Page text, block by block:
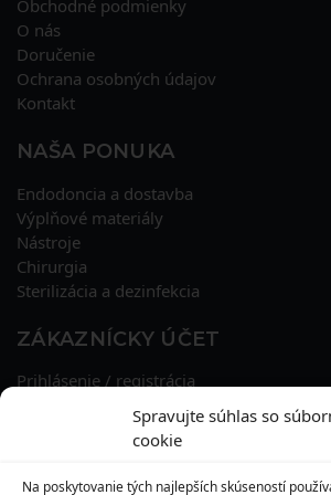
Spravujte súhlas so
cookie
Na poskytovanie tých najlepších skúseností
Obchodné podmienky
O nás
Doručenie
Ochrana osobných údajov
Kontakt
NAŠA PONUKA
Endodoncia a dostavba
Výplňové materiály
Nástroje
Chirurgia
Sterilizácia a dezinfekcia
ZÁKAZNÍCKY ÚČET
Prihlásenie / registrácia
História objednávok